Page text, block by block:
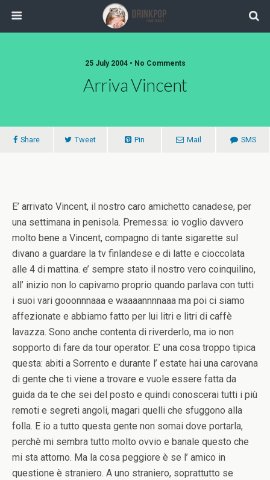
25 July 2004 • No Comments
Arriva Vincent
Share Tweet Pin Mail SMS
E’ arrivato Vincent, il nostro caro amichetto canadese, per
una settimana in penisola. Premessa: io voglio davvero
molto bene a Vincent, compagno di tante sigarette sul
divano a guardare la tv finlandese e di latte e cioccolata
alle 4 di mattina. e’ sempre stato il nostro vero coinquilino,
all’ inizio non lo capivamo proprio quando parlava con tutti
i suoi vari gooonnnaaa e waaaannnnaaa ma poi ci siamo
affezionate e abbiamo fatto per lui litri e litri di caffè
lavazza. Sono anche contenta di riverderlo, ma io non
sopporto di fare da tour operator. E’ una cosa troppo tipica
questa: abiti a Sorrento e durante l’ estate hai una carovana
di gente che ti viene a trovare e vuole essere fatta da
guida da te che sei del posto e quindi conoscerai tutti i più
remoti e segreti angoli, magari quelli che sfuggono alla
folla. E io a tutto questa gente non somai dove portarla,
perchè mi sembra tutto molto ovvio e banale questo che
mi sta attorno. Ma la cosa peggiore è se l’ amico in
questione è straniero. A uno straniero, soprattutto se